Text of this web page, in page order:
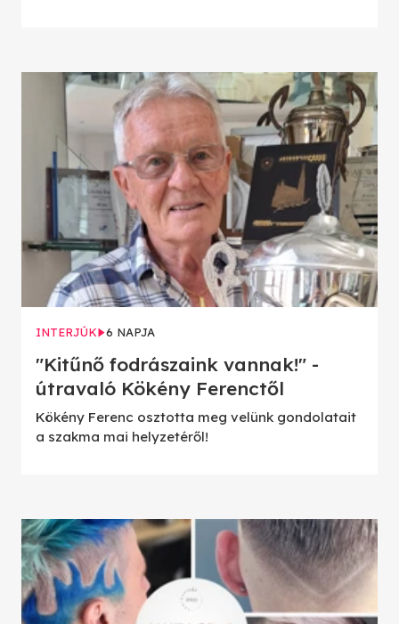
INTERJÚK 6 NAPJA
"Kitűnő fodrászaink vannak!" -
útravaló Kökény Ferenctől
Kökény Ferenc osztotta meg velünk gondolatait
a szakma mai helyzetéről!